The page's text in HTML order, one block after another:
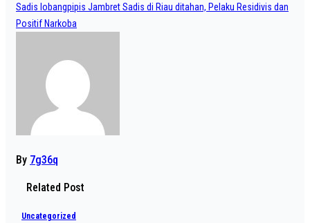
Sadis lobangpipis Jambret Sadis di Riau ditahan, Pelaku Residivis dan
Positif Narkoba
By 7g36q
Related Post
Uncategorized